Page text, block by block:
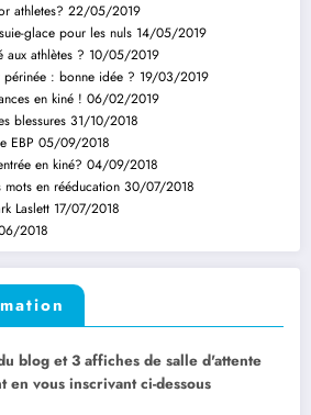
athletes? 22/05/2019
glace pour les nuls 14/05/2019
aux athlètes ? 10/05/2019
périnée : bonne idée ? 19/03/2019
en kiné ! 06/02/2019
blessures 31/10/2018
EBP 05/09/2018
en kiné? 04/09/2018
mots en rééducation 30/07/2018
Laslett 17/07/2018
2018
blog et 3 affiches de salle d'attente
en vous inscrivant ci-dessous